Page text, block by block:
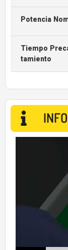
Potencia
Tiempo
Tamiento